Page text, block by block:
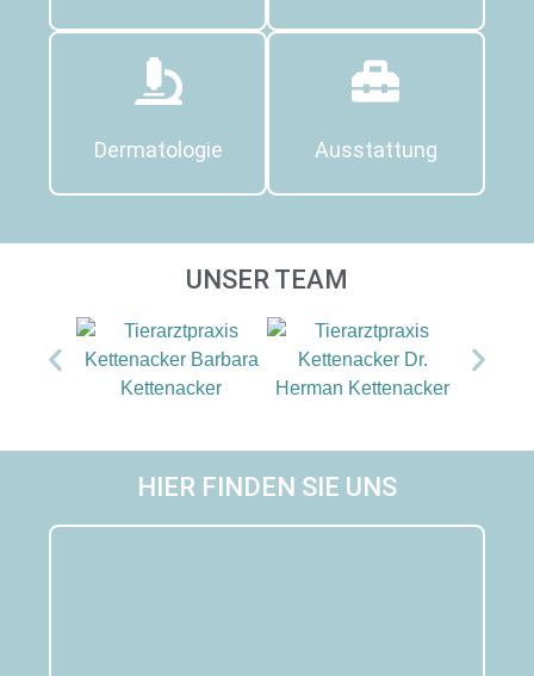
Dermatologie Ausstattung
UNSER TEAM
HIER FINDEN SIE UNS